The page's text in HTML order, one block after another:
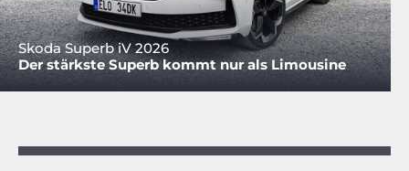
Skoda Superb iV 2026
Der stärkste Superb kommt nur als Limousine